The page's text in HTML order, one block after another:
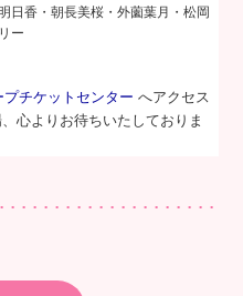
日香・朝長美桜・外薗葉月・松岡
ー
プチケットセンターへアクセス
心よりお待ちいたしておりま